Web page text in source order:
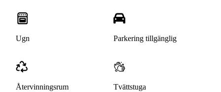
Ugn Parkering tillgänglig
Återvinningsrum Tvättstuga